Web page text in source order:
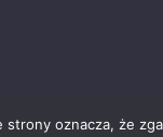
oznacza, że